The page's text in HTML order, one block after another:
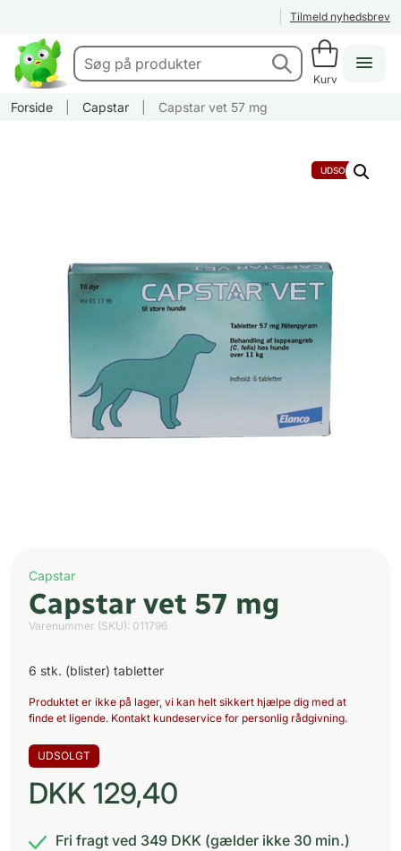
Tilmeld nyhedsbrev
Kurv
Forside Capstar Capstar vet 57 mg
UDSOLGT
Capstar
Capstar vet 57 mg
Varenummer (SKU): 011796
6 stk. (blister) tabletter
Produktet er ikke på lager, vi kan helt sikkert hjælpe dig med at
finde et ligende. Kontakt kundeservice for personlig rådgivning.
UDSOLGT
DKK 129,40
Fri fragt ved 349 DKK (gælder ikke 30 min.)